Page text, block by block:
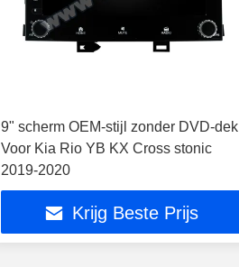
9" scherm OEM-stijl zonder DVD-dek
Voor Kia Rio YB KX Cross stonic
2019-2020
Krijg Beste Prijs